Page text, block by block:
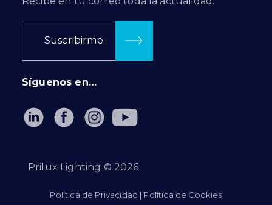
Suscribirme
Síguenos en…
Prilux Lighting © 2026
Política de Privacidad | Política de Cookies